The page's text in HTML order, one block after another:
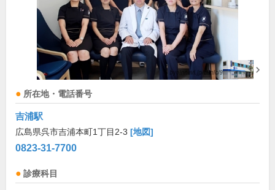
所在地・電話番号
吉浦駅
広島県呉市吉浦本町1丁目2-3 [地図]
0823-31-7700
診療科目